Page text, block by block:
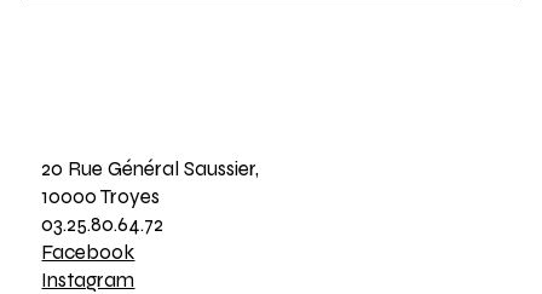
20 Rue Général Saussier,
10000 Troyes
03.25.80.64.72
Facebook
Instagram